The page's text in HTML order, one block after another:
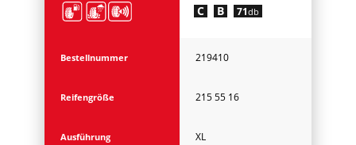
C B 71db
Bestellnummer 219410
Reifengröße 215 55 16
Ausführung XL